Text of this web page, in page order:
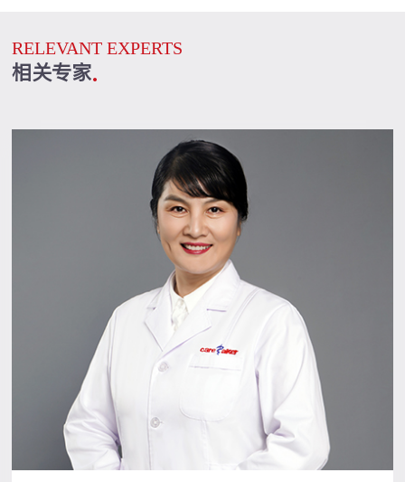
会长、秘书长、常务理事和理事，青岛开泰耳鼻喉
头颈外科医院徐欣院长当选为青岛市医学会第十三
RELEVANT EXPERTS
相关专家